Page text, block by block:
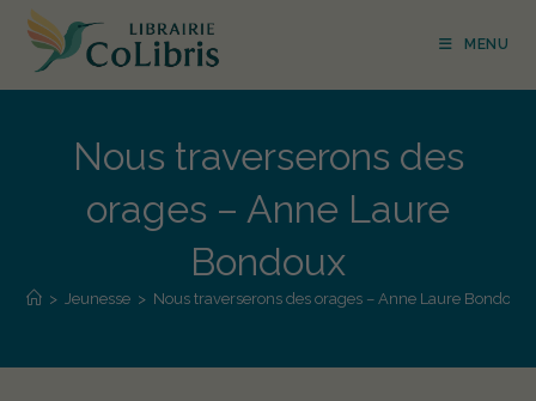
MENU
Nous traverserons des
orages – Anne Laure
Bondoux
> Jeunesse > Nous traverserons des orages – Anne Laure Bondoux